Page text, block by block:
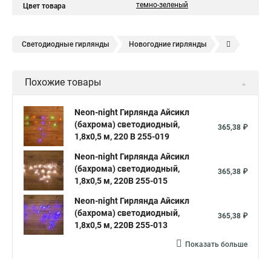
Цвет товара темно-зеленый
Светодиодные гирлянды Новогодние гирлянды
Электрическая гирлянда
Похожие товары
Neon-night Гирлянда Айсикл
(бахрома) светодиодный,
1,8х0,5 м, 220 В 255-019
365,38 ₽
Neon-night Гирлянда Айсикл
(бахрома) светодиодный,
1,8х0,5 м, 220В 255-015
365,38 ₽
Neon-night Гирлянда Айсикл
(бахрома) светодиодный,
1,8х0,5 м, 220В 255-013
365,38 ₽
Показать больше